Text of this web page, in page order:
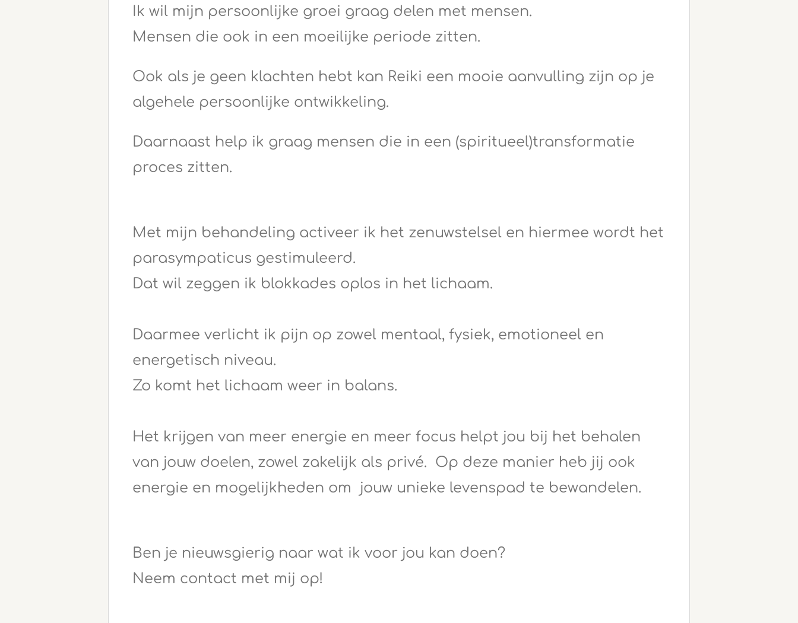
Ik wil mijn persoonlijke groei graag delen met mensen.
Mensen die ook in een moeilijke periode zitten.
Ook als je geen klachten hebt kan Reiki een mooie aanvulling zijn op je
algehele persoonlijke ontwikkeling.
Daarnaast help ik graag mensen die in een (spiritueel)transformatie
proces zitten.
Met mijn behandeling activeer ik het zenuwstelsel en hiermee wordt het
parasympaticus gestimuleerd.
Dat wil zeggen ik blokkades oplos in het lichaam.
Daarmee verlicht ik pijn op zowel mentaal, fysiek, emotioneel en
energetisch niveau.
Zo komt het lichaam weer in balans.
Het krijgen van meer energie en meer focus helpt jou bij het behalen
van jouw doelen, zowel zakelijk als privé. Op deze manier heb jij ook
energie en mogelijkheden om jouw unieke levenspad te bewandelen.
Ben je nieuwsgierig naar wat ik voor jou kan doen?
Neem contact met mij op!